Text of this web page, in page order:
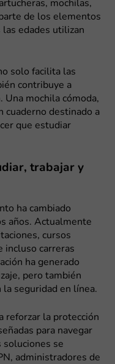
mochilas,
de los elementos
edades utilizan
solo facilita las
contribuye a
Una mochila cómoda,
cuaderno destinado a
que estudiar
trabajar y
ha cambiado
años. Actualmente
cursos
incluso carreras
ha generado
pero también
la seguridad en línea.
reforzar la protección
para navegar
soluciones se
administradores de